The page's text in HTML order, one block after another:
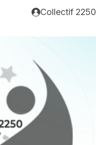
Collectif 2250